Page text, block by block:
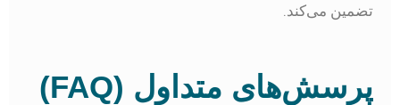
تضمین می‌کند.
پرسش‌های متداول (FAQ)